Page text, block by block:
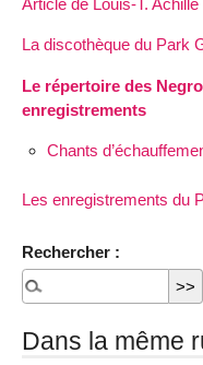
Article de Louis-T.
La discothèque du Park
Le répertoire des
enregistrements
Chants
Les enregistrements du
Rechercher :
Dans la même